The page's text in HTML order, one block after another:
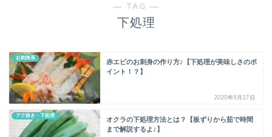
― TAG ―
下処理
お刺身系
赤エビのお刺身の作り方♪【下処理が美味しさのポ
イント！？】
2020年9月27日
アク抜き・下処理
オクラの下処理方法とは？【板ずりから茹で時間
まで解説するよ♪】